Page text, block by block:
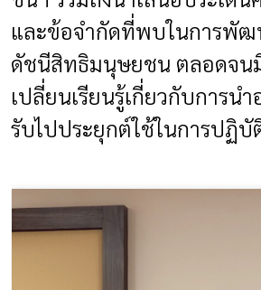
และข้อจำกัดที่พบในการพัฒ
ดัชนีสิทธิมนุษยชน ตลอดจน
เปลี่ยนเรียนรู้เกี่ยวกับการน
รับไปประยุกต์ใช้ในการปฏิบั